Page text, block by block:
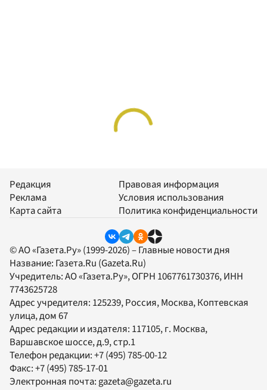
Редакция
Реклама
Карта сайта
Правовая информация
Условия использования
Политика конфиденциальности
© АО «Газета.Ру» (1999-2026) – Главные новости дня
Название: Газета.Ru (Gazeta.Ru)
Учредитель:АО «Газета.Ру», ОГРН 1067761730376, ИНН
7743625728
Адрес учредителя: 125239, Россия, Москва, Коптевская
улица, дом 67
Адрес редакции и издателя: 117105, г. Москва,
Варшавское шоссе, д.9, стр.1
Телефон редакции:+7 (495) 785-00-12
Факс:+7 (495) 785-17-01
Электронная почта:gazeta@gazeta.ru